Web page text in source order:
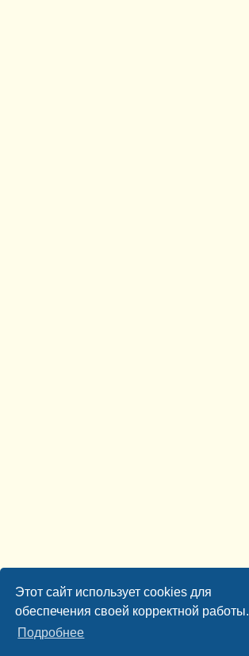
Этот сайт использует cookies для
обеспечения своей корректной работы.
Подробнее